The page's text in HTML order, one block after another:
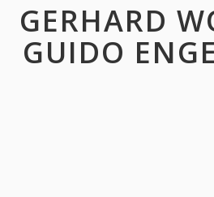
GERHARD
GUIDO